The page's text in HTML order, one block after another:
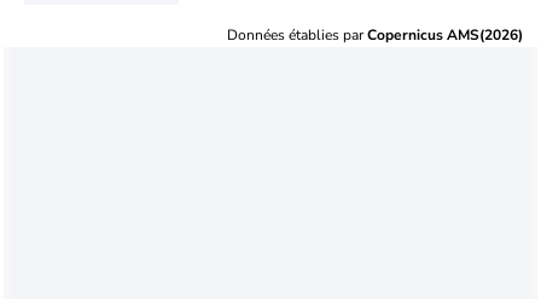
Données établies parCopernicus AMS(2026)